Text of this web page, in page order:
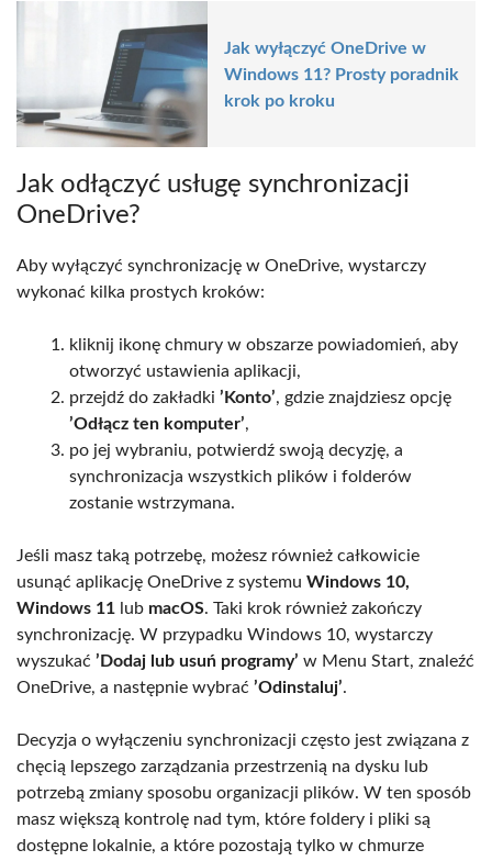
Jak wyłączyć OneDrive w
Windows 11? Prosty poradnik
krok po kroku
Jak odłączyć usługę synchronizacji
OneDrive?
Aby wyłączyć synchronizację w OneDrive, wystarczy
wykonać kilka prostych kroków:
kliknij ikonę chmury w obszarze powiadomień, aby
otworzyć ustawienia aplikacji,
przejdź do zakładki ’Konto’, gdzie znajdziesz opcję
’Odłącz ten komputer’,
po jej wybraniu, potwierdź swoją decyzję, a
synchronizacja wszystkich plików i folderów
zostanie wstrzymana.
Jeśli masz taką potrzebę, możesz również całkowicie
usunąć aplikację OneDrive z systemu Windows 10,
Windows 11 lub macOS. Taki krok również zakończy
synchronizację. W przypadku Windows 10, wystarczy
wyszukać ’Dodaj lub usuń programy’ w Menu Start, znaleźć
OneDrive, a następnie wybrać ’Odinstaluj’.
Decyzja o wyłączeniu synchronizacji często jest związana z
chęcią lepszego zarządzania przestrzenią na dysku lub
potrzebą zmiany sposobu organizacji plików. W ten sposób
masz większą kontrolę nad tym, które foldery i pliki są
dostępne lokalnie, a które pozostają tylko w chmurze